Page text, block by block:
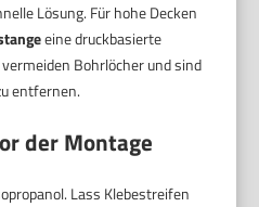
Lösung. Für hohe Decken
eine druckbasierte
Bohrlöcher und sind
entfernen.
der Montage
Lass Klebestreifen